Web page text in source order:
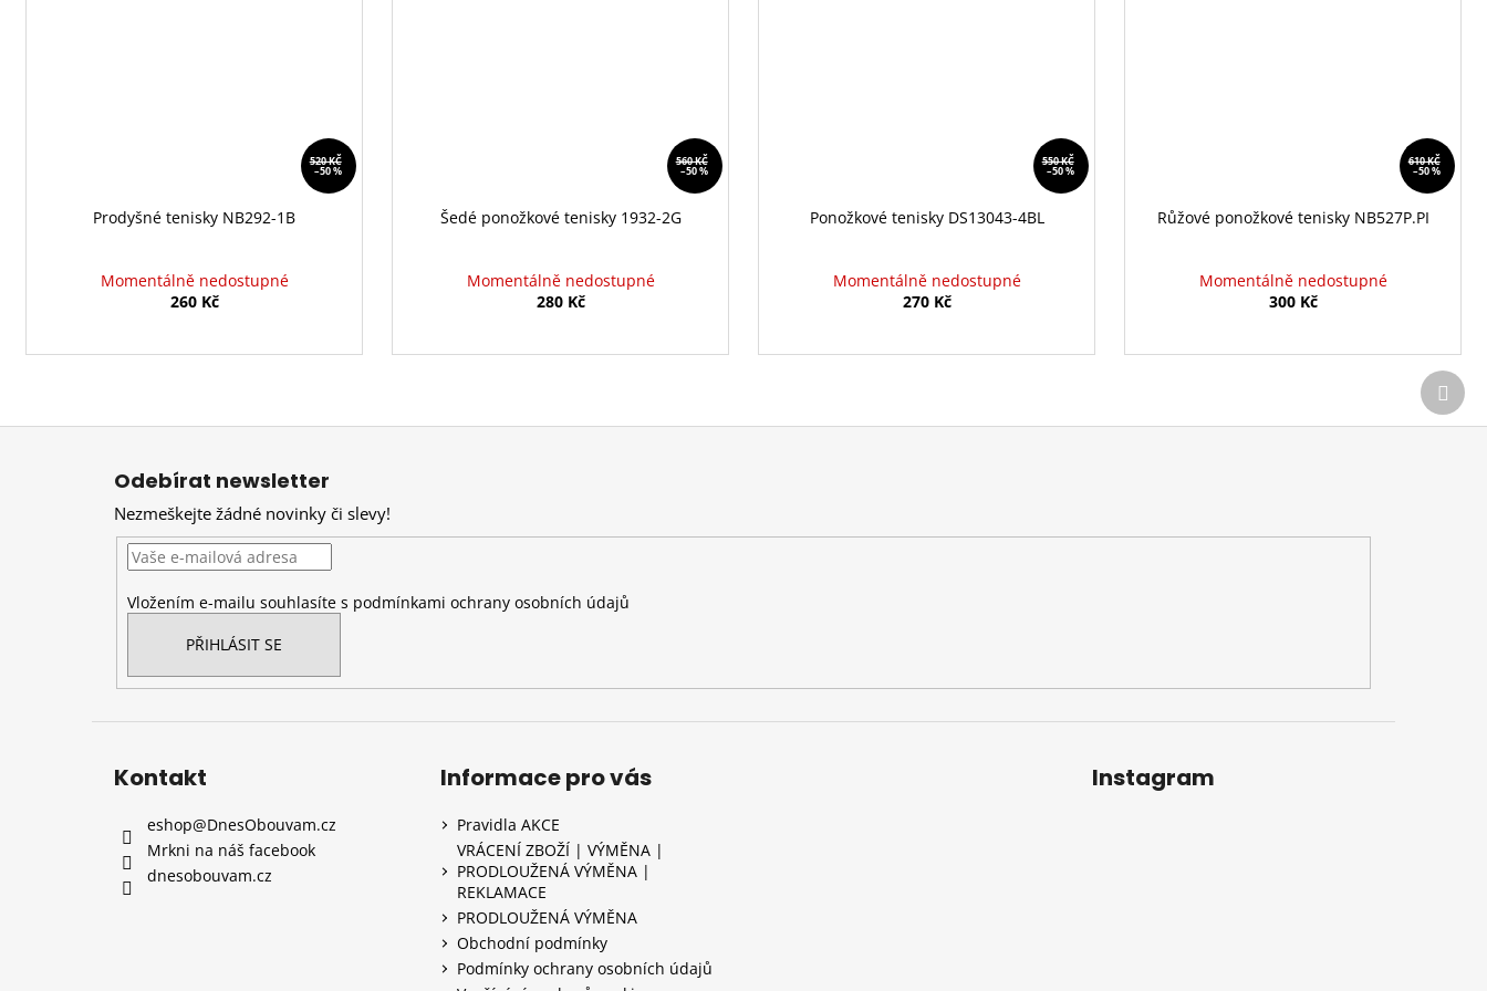
520 KČ
–50 %
Prodyšné tenisky NB292-1B
Momentálně nedostupné
260 Kč
560 KČ
–50 %
Šedé ponožkové tenisky 1932-2G
Momentálně nedostupné
280 Kč
550 KČ
–50 %
Ponožkové tenisky DS13043-4BL
Momentálně nedostupné
270 Kč
610 KČ
–50 %
Růžové ponožkové tenisky NB527P.PI
Momentálně nedostupné
300 Kč
Další
Z
Odebírat newsletter
Nezmeškejte žádné novinky či slevy!
Vložením e-mailu souhlasíte s podmínkami ochrany osobních údajů
PŘIHLÁSIT SE
Kontakt
eshop@DnesObouvam.cz
Mrkni na náš facebook
dnesobouvam.cz
Informace pro vás
Pravidla AKCE
VRÁCENÍ ZBOŽÍ | VÝMĚNA |
PRODLOUŽENÁ VÝMĚNA |
REKLAMACE
PRODLOUŽENÁ VÝMĚNA
Obchodní podmínky
Podmínky ochrany osobních údajů
Instagram